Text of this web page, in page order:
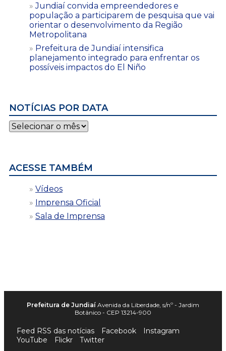
Jundiaí convida empreendedores e
população a participarem de pesquisa que vai
orientar o desenvolvimento da Região
Metropolitana
Prefeitura de Jundiaí intensifica
planejamento integrado para enfrentar os
possíveis impactos do El Niño
NOTÍCIAS POR DATA
Notícias
por
ACESSE TAMBÉM
Vídeos
Imprensa Oficial
Sala de Imprensa
Prefeitura de Jundiaí Avenida da Liberdade, s/nº - Jardim
Botânico - CEP 13214-900
Feed RSS das notícias Facebook
Instagram
YouTube
Flickr Twitter